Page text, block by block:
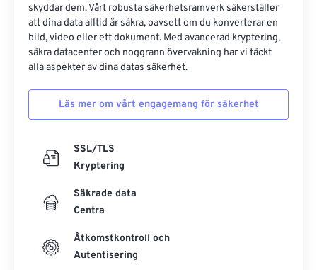
skyddar dem. Vårt robusta säkerhetsramverk säkerställer
att dina data alltid är säkra, oavsett om du konverterar en
bild, video eller ett dokument. Med avancerad kryptering,
säkra datacenter och noggrann övervakning har vi täckt
alla aspekter av dina datas säkerhet.
Läs mer om vårt engagemang för säkerhet
SSL/TLS
Kryptering
Säkrade data
Centra
Åtkomstkontroll och
Autentisering